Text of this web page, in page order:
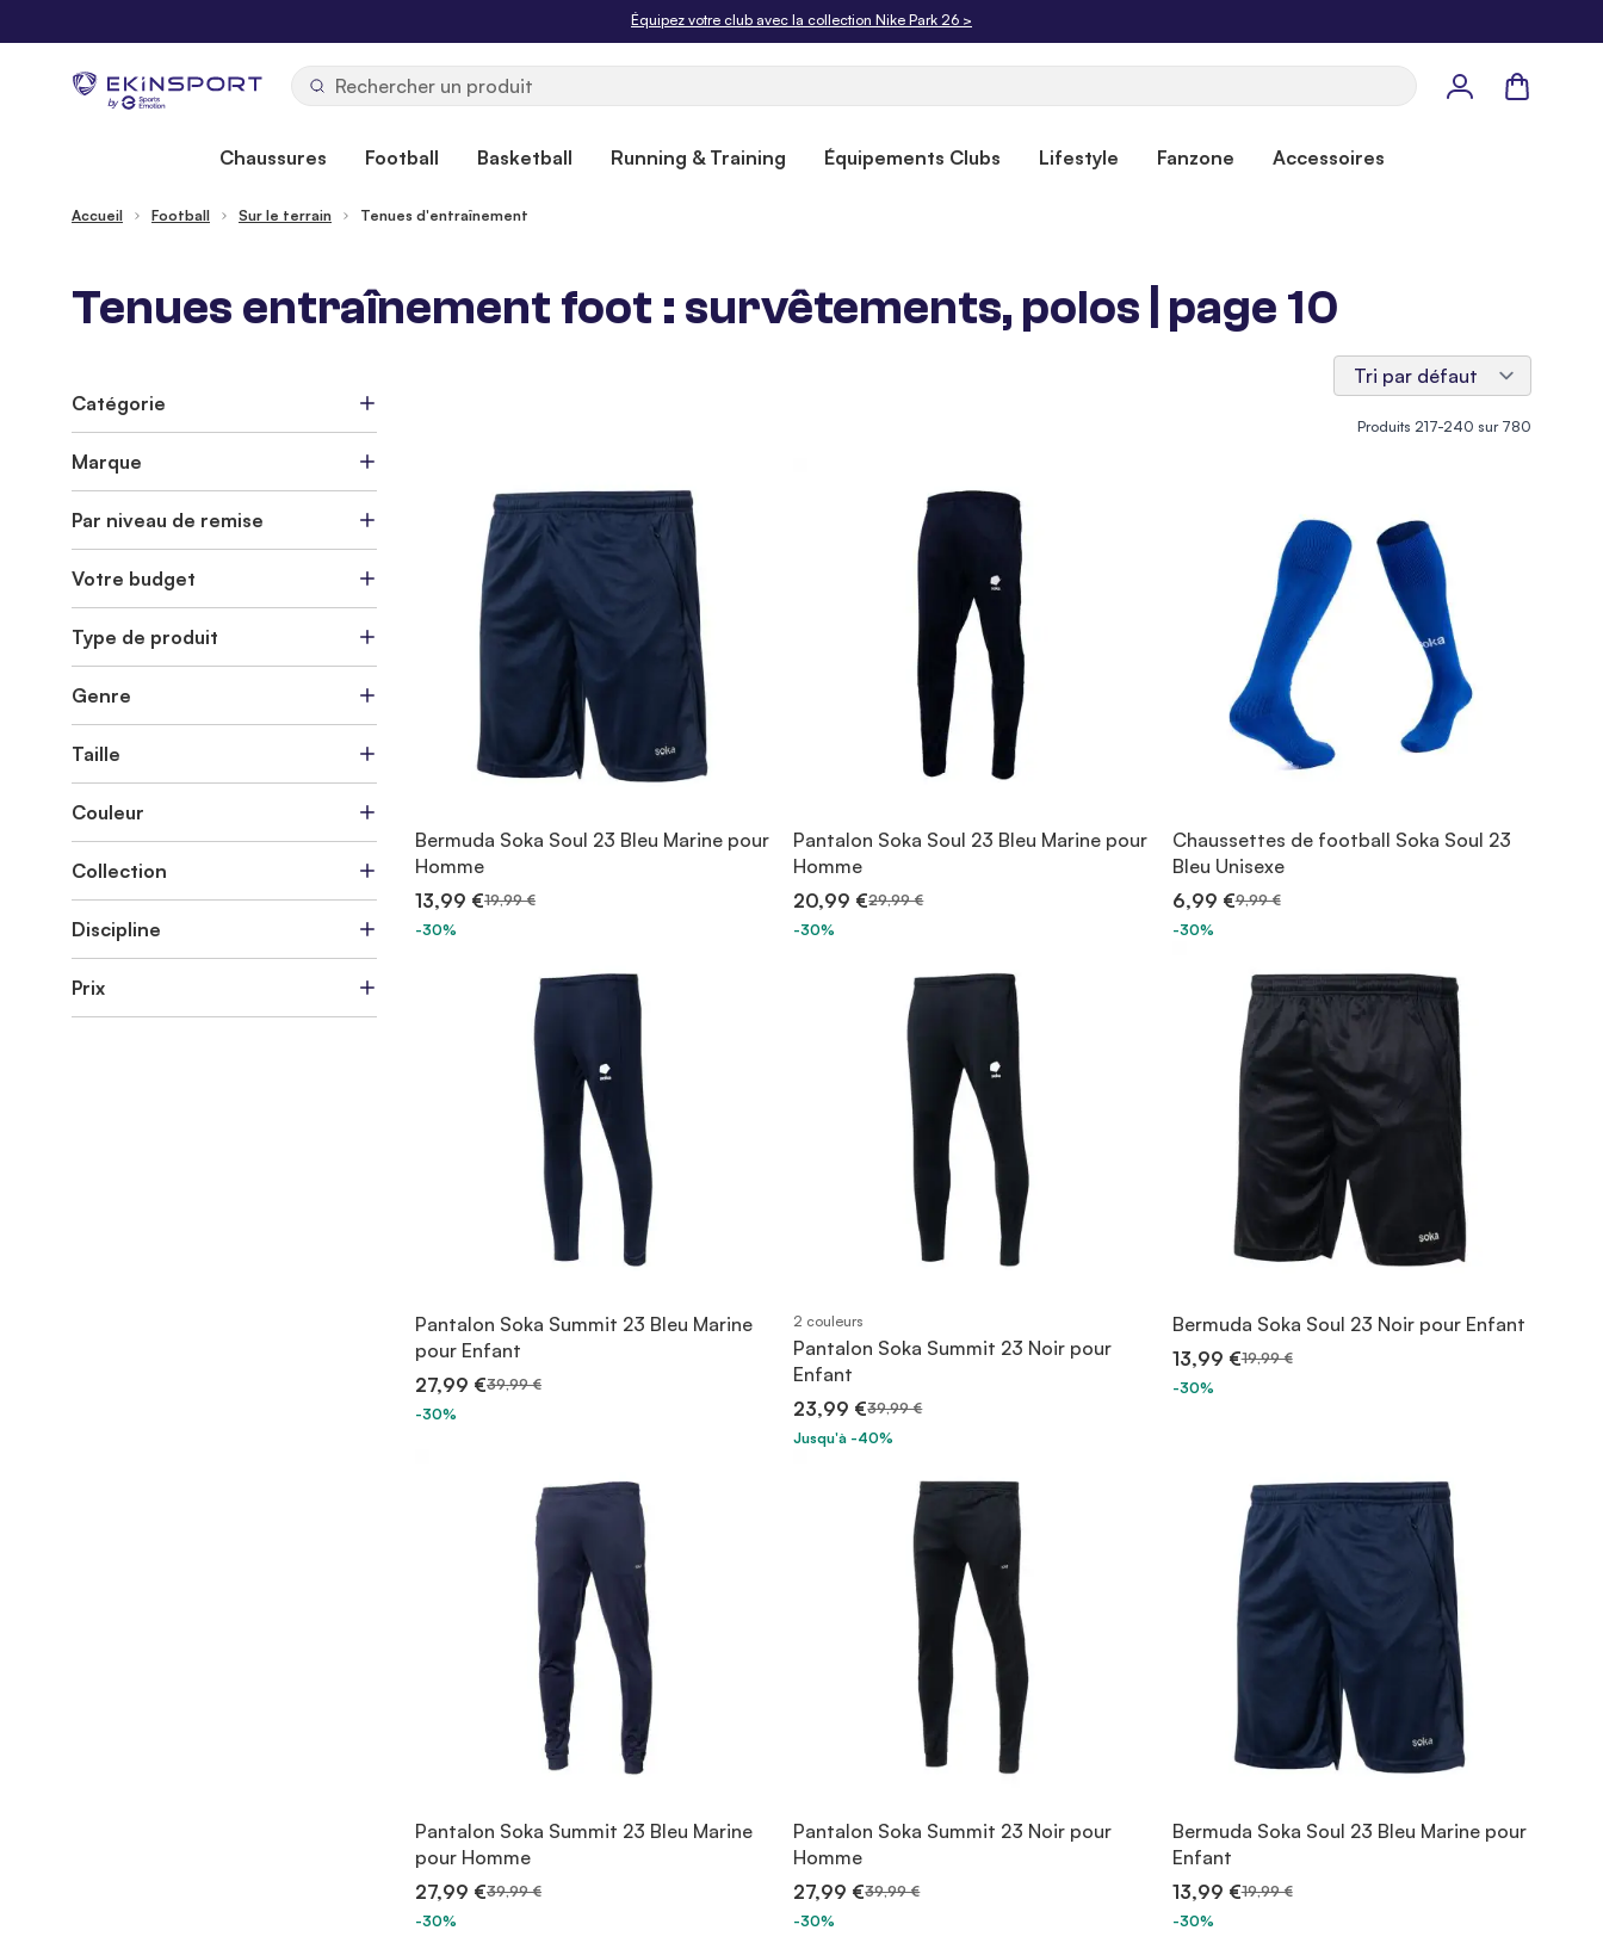
Livraison offerte dès 50€. Retours gratuits sous 30 jours.
by
Panier
Chaussures Football Basketball Running & Training Équipements Clubs Lifestyle Fanzone Accessoires
Accueil Football Sur le terrain Tenues d'entraînement
Tenues entraînement foot : survêtements, polos | page 10
Produits 217-240 sur 780
Bermuda Soka Soul 23 Bleu Marine pour
Homme
13,99 €19,99 €
-30%
Pantalon Soka Soul 23 Bleu Marine pour
Homme
20,99 €29,99 €
-30%
Chaussettes de football Soka Soul 23
Bleu Unisexe
6,99 €9,99 €
-30%
Pantalon Soka Summit 23 Bleu Marine
pour Enfant
27,99 €39,99 €
-30%
2 couleurs
Pantalon Soka Summit 23 Noir pour
Enfant
23,99 €39,99 €
Jusqu'à -40%
Bermuda Soka Soul 23 Noir pour Enfant
13,99 €19,99 €
-30%
Pantalon Soka Summit 23 Bleu Marine
pour Homme
27,99 €39,99 €
-30%
Pantalon Soka Summit 23 Noir pour
Homme
27,99 €39,99 €
-30%
Bermuda Soka Soul 23 Bleu Marine pour
Enfant
13,99 €19,99 €
-30%
Catégorie
Marque
Par niveau de remise
Votre budget
Type de produit
Genre
Taille
Couleur
Collection
Discipline
Prix